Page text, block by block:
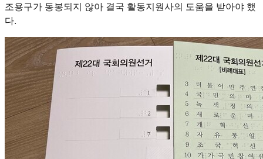
조용구가 동봉되지 않아 결국 활동지원사의 도움을 받아야 했
다.